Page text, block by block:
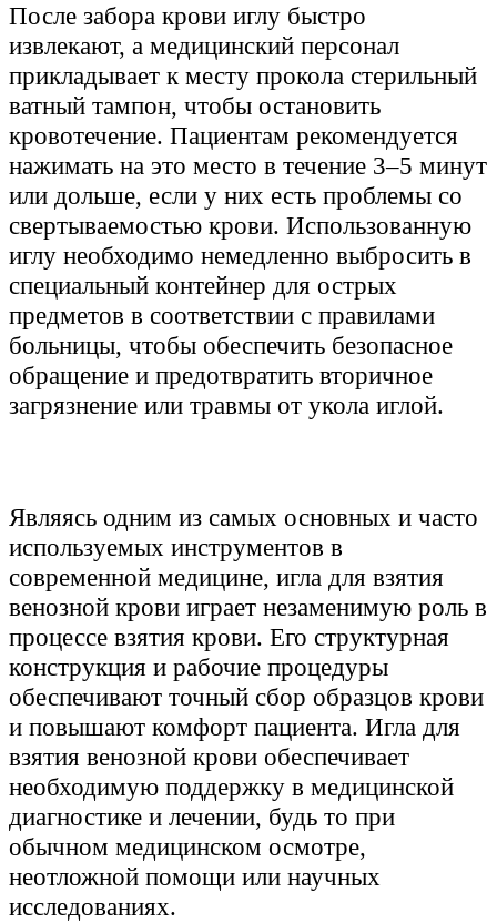
После забора крови иглу быстро
извлекают, а медицинский персонал
прикладывает к месту прокола стерильный
ватный тампон, чтобы остановить
кровотечение. Пациентам рекомендуется
нажимать на это место в течение 3–5 минут
или дольше, если у них есть проблемы со
свертываемостью крови. Использованную
иглу необходимо немедленно выбросить в
специальный контейнер для острых
предметов в соответствии с правилами
больницы, чтобы обеспечить безопасное
обращение и предотвратить вторичное
загрязнение или травмы от укола иглой.
Являясь одним из самых основных и часто
используемых инструментов в
современной медицине, игла для взятия
венозной крови играет незаменимую роль в
процессе взятия крови. Его структурная
конструкция и рабочие процедуры
обеспечивают точный сбор образцов крови
и повышают комфорт пациента. Игла для
взятия венозной крови обеспечивает
необходимую поддержку в медицинской
диагностике и лечении, будь то при
обычном медицинском осмотре,
неотложной помощи или научных
исследованиях.